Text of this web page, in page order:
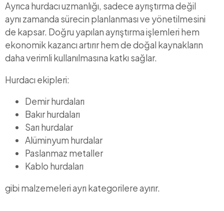
Ayrıca hurdacı uzmanlığı, sadece ayrıştırma değil
aynı zamanda sürecin planlanması ve yönetilmesini
de kapsar. Doğru yapılan ayrıştırma işlemleri hem
ekonomik kazancı artırır hem de doğal kaynakların
daha verimli kullanılmasına katkı sağlar.
Hurdacı ekipleri:
Demir hurdaları
Bakır hurdaları
Sarı hurdalar
Alüminyum hurdalar
Paslanmaz metaller
Kablo hurdaları
gibi malzemeleri ayrı kategorilere ayırır.